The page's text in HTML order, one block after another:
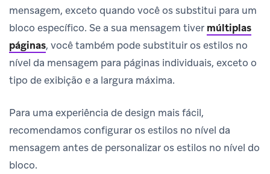
mensagem, exceto quando você os substitui para um
bloco específico. Se a sua mensagem tiver múltiplas
páginas, você também pode substituir os estilos no
nível da mensagem para páginas individuais, exceto o
tipo de exibição e a largura máxima.
Para uma experiência de design mais fácil,
recomendamos configurar os estilos no nível da
mensagem antes de personalizar os estilos no nível do
bloco.